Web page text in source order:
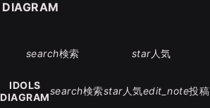
search検索 star人気
IDOLS
DIAGRAM
search検索star人気edit_note投稿